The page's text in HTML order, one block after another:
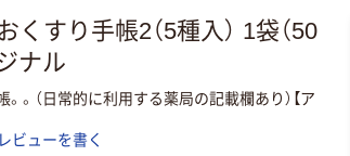
くすり手帳2（5種入） 1袋（50
ナル
。（日常的に利用する薬局の記載欄あり）【ア
レビューを書く